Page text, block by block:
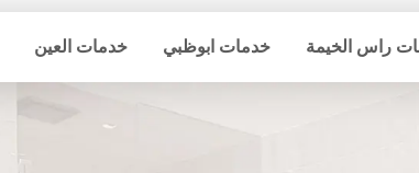
راس الخيمة خدمات ابوظبي خدمات العين